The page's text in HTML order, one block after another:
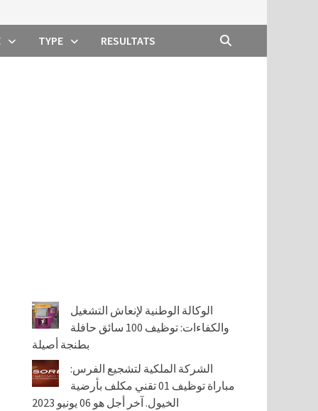
TYPE RESULTATS
الوكالة الوطنية لإنعاش التشغيل
والكفاءات: توظيف 100 سائق حافلة
بطنجة أصيلة
الشركة الملكية لتشجيع الفرس:
مباراة توظيف 01 تقني مكلف بأرضية
الخيول. آخر أجل هو 06 يونيو 2023